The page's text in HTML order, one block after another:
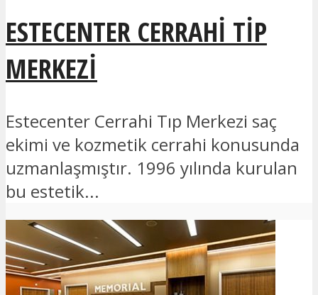
ESTECENTER CERRAHI TIP
MERKEZI
Estecenter Cerrahi Tıp Merkezi saç
ekimi ve kozmetik cerrahi konusunda
uzmanlaşmıştır. 1996 yılında kurulan
bu estetik...